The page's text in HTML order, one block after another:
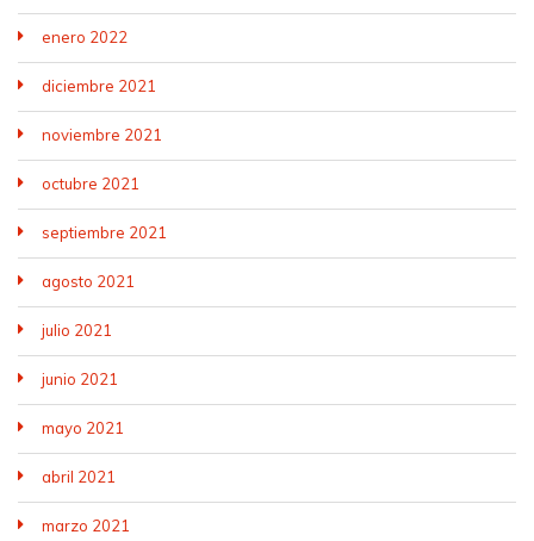
enero 2022
diciembre 2021
noviembre 2021
octubre 2021
septiembre 2021
agosto 2021
julio 2021
junio 2021
mayo 2021
abril 2021
marzo 2021